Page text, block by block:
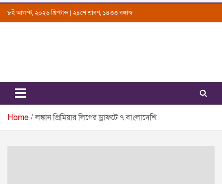
Skip৮ই আগস্ট, ২০২৬ খ্রিস্টাব্দ | ২৪শে শ্রাবণ, ১৪৩৩ বঙ্গাব্দ
Uttarkantho
News Portal
Home লঙ্কান প্রিমিয়ার লিগের ড্রাফটে ৭ বাংলাদেশি